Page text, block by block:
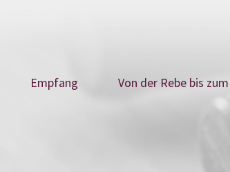
Empfang Von der Rebe bis